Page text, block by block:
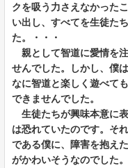
クを吸う力さえなかった
い出し、すべてを生徒た
た。・・・
親として智道に愛情を
せんでした。しかし、僕
なに智道と楽しく遊べて
できませんでした。
生徒たちが興味本意に
は恐れていたのです。そ
である僕に、障害を抱え
がかわいそうなのでした